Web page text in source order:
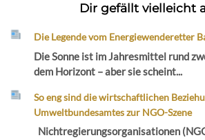
Dir gefällt vielleicht
Die Legende vom Energiewenderetter
Die Sonne ist im Jahresmittel rund
dem Horizont – aber sie scheint...
So eng sind die wirtschaftlichen
Umweltbundesamtes zur NGO-Szene
Nichtregierungsorganisationen